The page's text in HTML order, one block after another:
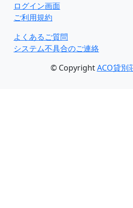
ログイン画面
ご利用規約
よくあるご質問
システム不具合のご連絡
© CopyrightACO貸別